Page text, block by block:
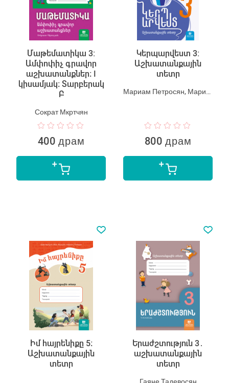
Մաթեմատիկա 3:
Ամփոփիչ գրավոր
աշխատանքներ։ I
կիսամյակ։ Տարբերակ
Բ
Сократ Мкртчян
400 драм
Կերպարվեստ 3:
Աշխատանքային
տետր
800 драм
Իմ հայրենիքը 5։
Աշխատանքային
տետր
Երաժշտություն 3․
աշխատանքային
տետր